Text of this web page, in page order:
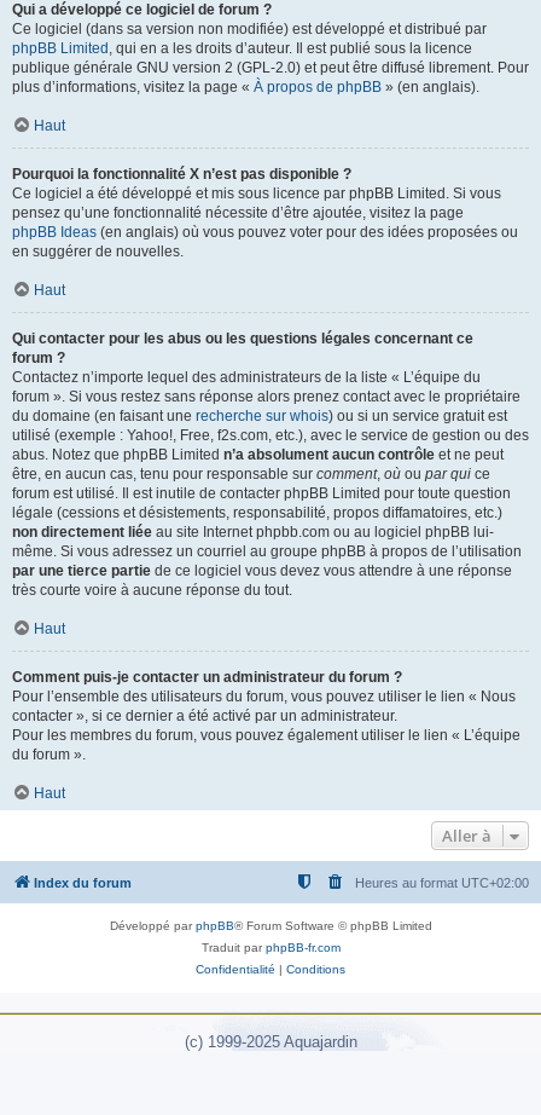
Qui a développé ce logiciel de forum ?
Ce logiciel (dans sa version non modifiée) est développé et distribué par
phpBB Limited , qui en a les droits d’auteur. Il est publié sous la licence
publique générale GNU version 2 (GPL-2.0) et peut être diffusé librement. Pour
plus d’informations, visitez la page « À propos de phpBB » (en anglais).
Haut
Pourquoi la fonctionnalité X n’est pas disponible ?
Ce logiciel a été développé et mis sous licence par phpBB Limited. Si vous
pensez qu’une fonctionnalité nécessite d’être ajoutée, visitez la page
phpBB Ideas (en anglais) où vous pouvez voter pour des idées proposées ou
en suggérer de nouvelles.
Haut
Qui contacter pour les abus ou les questions légales concernant ce
forum ?
Contactez n’importe lequel des administrateurs de la liste « L’équipe du
forum ». Si vous restez sans réponse alors prenez contact avec le propriétaire
du domaine (en faisant une recherche sur whois) ou si un service gratuit est
utilisé (exemple : Yahoo!, Free, f2s.com, etc.), avec le service de gestion ou des
abus. Notez que phpBB Limited n’a absolument aucun contrôle et ne peut
être, en aucun cas, tenu pour responsable sur comment, où ou par qui ce
forum est utilisé. Il est inutile de contacter phpBB Limited pour toute question
légale (cessions et désistements, responsabilité, propos diffamatoires, etc.)
non directement liée au site Internet phpbb.com ou au logiciel phpBB lui-
même. Si vous adressez un courriel au groupe phpBB à propos de l’utilisation
par une tierce partie de ce logiciel vous devez vous attendre à une réponse
très courte voire à aucune réponse du tout.
Haut
Comment puis-je contacter un administrateur du forum ?
Pour l’ensemble des utilisateurs du forum, vous pouvez utiliser le lien « Nous
contacter », si ce dernier a été activé par un administrateur.
Pour les membres du forum, vous pouvez également utiliser le lien « L’équipe
du forum ».
Haut
Aller à
Index du forum Heures au format UTC+02:00
Développé parphpBB® Forum Software © phpBB Limited
Traduit parphpBB-fr.com
Confidentialité | Conditions
(c) 1999-2025 Aquajardin